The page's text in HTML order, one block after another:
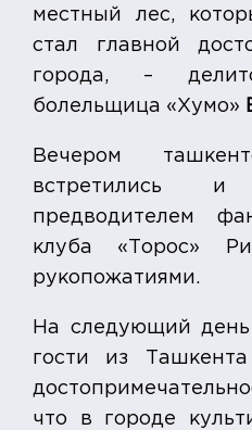
местный лес,
стал главной
города, –
болельщица «Хумо»
Вечером
встретились
предводителем
клуба «Торос»
рукопожатиями.
На следующий
гости из
что в городе